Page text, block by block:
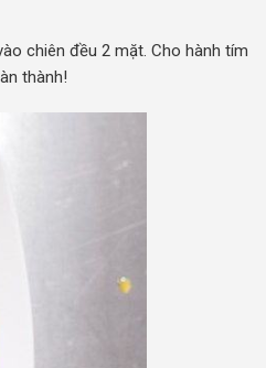
chiên đều 2 mặt. Cho hành tím
thành!